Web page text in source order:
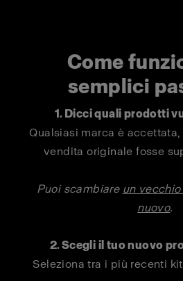
Come
semplici
1. Dicci quali prodotti
Qualsiasi marca è
vendita originale fosse
Puoi scambiare un
nuovo.
2. Scegli il tuo nuovo
Seleziona tra i più recenti